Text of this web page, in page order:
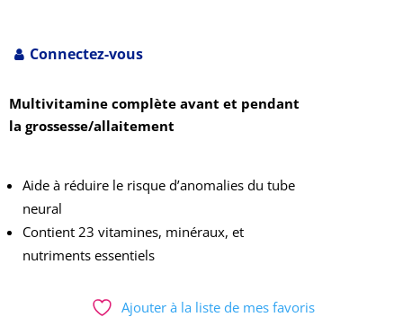
Connectez-vous
Multivitamine complète avant et pendant
la grossesse/allaitement
Aide à réduire le risque d’anomalies du tube
neural
Contient 23 vitamines, minéraux, et
nutriments essentiels
Ajouter à la liste de mes favoris